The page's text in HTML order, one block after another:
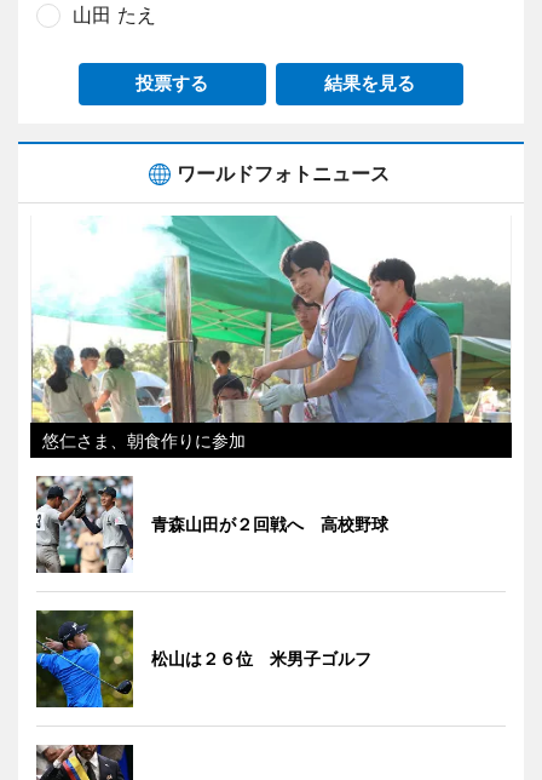
山田 たえ
投票する 結果を見る
ワールドフォトニュース
悠仁さま、朝食作りに参加
青森山田が２回戦へ 高校野球
松山は２６位 米男子ゴルフ